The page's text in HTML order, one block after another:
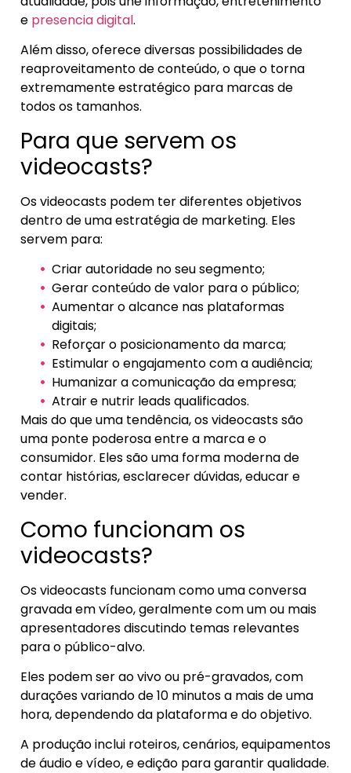
e presencia digital.
Além disso, oferece diversas possibilidades de
reaproveitamento de conteúdo, o que o torna
extremamente estratégico para marcas de
todos os tamanhos.
Para que servem os
videocasts?
Os videocasts podem ter diferentes objetivos
dentro de uma estratégia de marketing. Eles
servem para:
Criar autoridade no seu segmento;
Gerar conteúdo de valor para o público;
Aumentar o alcance nas plataformas
digitais;
Reforçar o posicionamento da marca;
Estimular o engajamento com a audiência;
Humanizar a comunicação da empresa;
Atrair e nutrir leads qualificados.
Mais do que uma tendência, os videocasts são
uma ponte poderosa entre a marca e o
consumidor. Eles são uma forma moderna de
contar histórias, esclarecer dúvidas, educar e
vender.
Como funcionam os
videocasts?
Os videocasts funcionam como uma conversa
gravada em vídeo, geralmente com um ou mais
apresentadores discutindo temas relevantes
para o público-alvo.
Eles podem ser ao vivo ou pré-gravados, com
durações variando de 10 minutos a mais de uma
hora, dependendo da plataforma e do objetivo.
A produção inclui roteiros, cenários, equipamentos
de áudio e vídeo, e edição para garantir qualidade.